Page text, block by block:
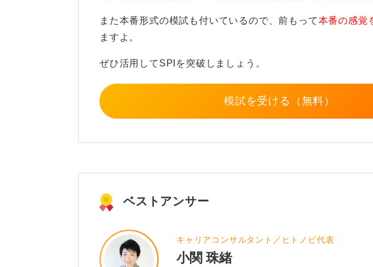
そんな対策としては、SPIの問題を解くこと、そこから時間
り返すというものです。ケアレスミスを防ぐためにも1問ず
必要です。
難問には時間をかけずに解ける問題からどんどん解いていき
り40秒以上かかるのであれば飛ばすことをおすすめします。
が重要になります。
また本番形式の模試も付いているので、前もって本番の感覚
ますよ。
ぜひ活用してSPIを突破しましょう。
模試を受ける（無料）
ベストアンサー
キャリアコンサルタント／ヒトノビ代表
小関 珠緒